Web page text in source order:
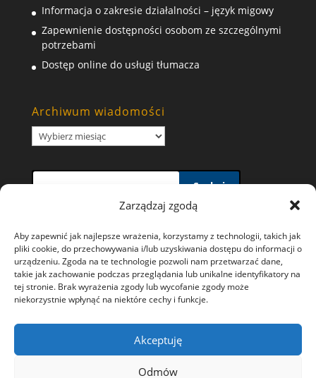
Zarządzaj zgodą
Aby zapewnić jak najlepsze wrażenia, korzystamy z technologii, takich jak
pliki cookie, do przechowywania i/lub uzyskiwania dostępu do informacji o
urządzeniu. Zgoda na te technologie pozwoli nam przetwarzać dane,
takie jak zachowanie podczas przeglądania lub unikalne identyfikatory na
tej stronie. Brak wyrażenia zgody lub wycofanie zgody może
niekorzystnie wpłynąć na niektóre cechy i funkcje.
Akceptuję
Odmów
Informacja o zakresie działalności – język migowy
Zapewnienie dostępności osobom ze szczególnymi
potrzebami
Dostęp online do usługi tłumacza
Archiwum wiadomości
Archiwum
Szukaj
Polityka prywatności i wykorzystywania plików
Cookies
Ochrona danych osobowych
Polityka plików cookies (EU)